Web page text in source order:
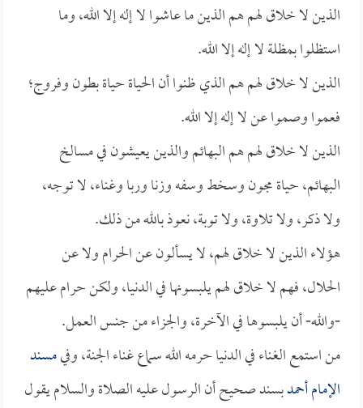
الذين لا خلاق لهم هم الذين ما عاشوا لا إله إلا الله، وما
استظلوا بمظلة لا إله إلا الله.
الذين لا خلاق لهم هم الذي ظنوا أن الحياة حياة بطون وفروج؛
فعموا وصموا عن لا إله إلا الله.
الذين لا خلاق لهم هم البهائم والذين يعيشون في مسالخ
البهائم، حياة مجون وسخط وسفه وزنا وربا وغناء، لا توجه،
ولا ذكر، ولا تلاوة، ولا توبة، نعوذ بالله من ذلك.
هؤلاء الذين لا خلاق لهم، لا يسألون عن الحرام ولا عن
الحلال، فهم لا خلاق لهم يلبسونها في الدنيا، ولكن حرام عليهم
-والله- أن يلبسوها في الآخرة، والجزاء من جنس العمل.
من استمع الغناء في الدنيا حرمه الله سماع غناء الجنة، وفيمسند
الإمام أحمدبسند صحيح أن الرسول عليه الصلاة والسلام يقول